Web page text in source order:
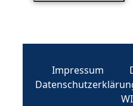
Impressum